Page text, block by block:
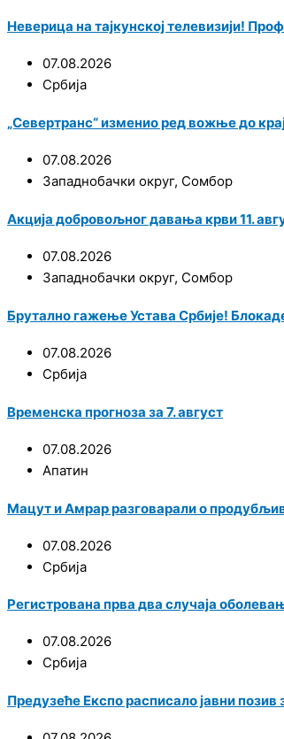
Неверица на тајкунској телевизији!
07.08.2026
Србија
„Севертранс“ изменио ред вожње до
07.08.2026
Западнобачки округ, Сомбор
Акција добровољног давања крви 11.
07.08.2026
Западнобачки округ, Сомбор
Брутално гажење Устава Србије!
07.08.2026
Србија
Временска прогноза за 7. август
07.08.2026
Апатин
Мацут и Амрар разговарали о
07.08.2026
Србија
Регистрована прва два случаја
07.08.2026
Србија
Предузеће Експо расписало јавни